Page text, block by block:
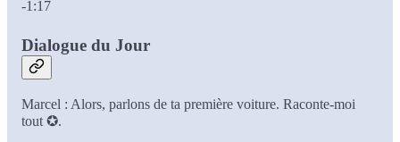
-1:17
Dialogue du Jour
Marcel : Alors, parlons de ta première voiture. Raconte-moi
tout ✪.